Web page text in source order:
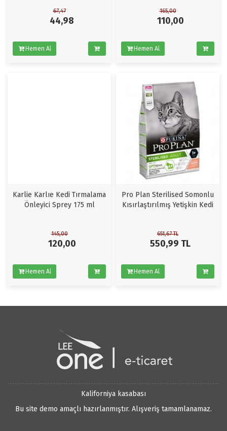
67,47
44,98
Hemen Al
165,00
110,00
Hemen Al
Karlie Karlıe Kedi Tırmalama
Önleyici Sprey 175 ml
145,00
120,00
Hemen Al
Pro Plan Sterilised Somonlu
Kısırlaştırılmış Yetişkin Kedi
651,67TL
550,99 TL
Hemen Al
Kaliforniya kasabası
Bu site demo amaçlı hazırlanmıştır. Alışveriş tamamlanamaz.